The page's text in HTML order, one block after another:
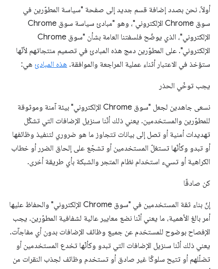
أولاً، نحن بصدد إضافة قسم جديد إلى صفحة "سياسة المطوّرين في
سوق Chrome الإلكتروني"، وهو "مبادئ سياسة سوق Chrome
الإلكتروني"، الذي يوضّح فلسفتنا العامة بشأن "سوق Chrome
الإلكتروني". على المطوّرين دمج هذه المبادئ في تصميم منتجاتهم لأنّها
ستؤخذ في الاعتبار أثناء عملية المراجعة والموافقة. هذه المبادئ هي:
يجب توخّي الحذر
نسعى جاهدين لجعل "سوق Chrome الإلكتروني" بيئة آمنة وموثوقة
للمطوّرين والمستخدمين. يعني ذلك أنّنا سنزيل الإضافات التي تشكّل
تهديدات أمنية أو تصل إلى بيانات تتجاوز ما هو ضروري لتنفيذ وظائفها
أو تبدو وكأنّها تستغلّ المستخدمين أو تشجّع على إلحاق الضرر أو خطاب
الكراهية أو تسيء استخدام نظام المتجر والشبكة بأي طريقة أخرى.
كن صادقًا
إنّ بناء ثقة المستخدمين في "سوق Chrome الإلكتروني" والحفاظ عليها
أمر بالغ الأهمية، ما يعني أنّنا نضع معايير عالية لشفافية المطوّرين. يجب
الإفصاح بوضوح للمستخدم عن جميع وظائف الإضافات بدون أي مفاجآت.
يعني ذلك أنّنا سنزيل الإضافات التي تبدو وكأنّها تخدع المستخدمين أو
تضلّلهم أو تتيح سلوكًا غير صادق أو تستخدم وظائف لجذب النقرات من